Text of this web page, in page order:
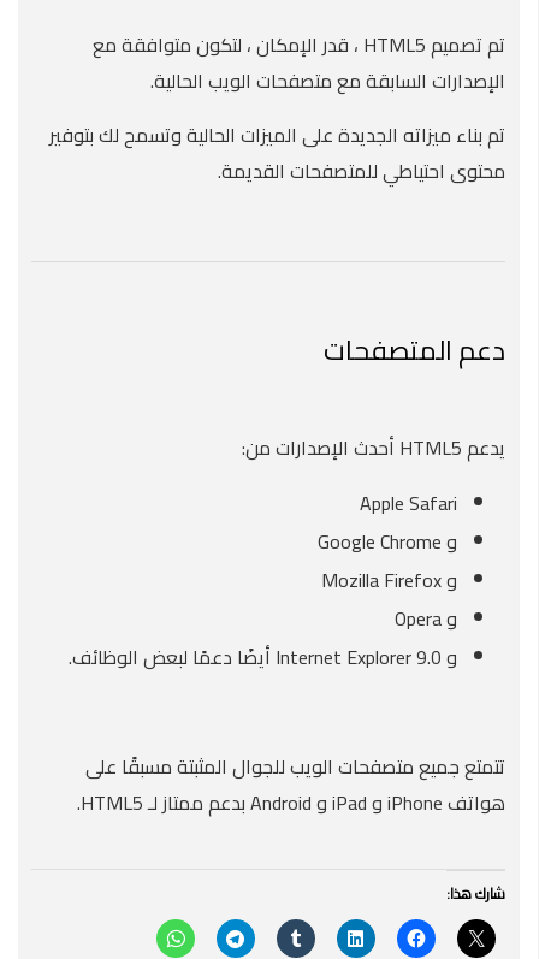
تم تصميم HTML5 ، قدر الإمكان ، لتكون متوافقة مع
الإصدارات السابقة مع متصفحات الويب الحالية.
تم بناء ميزاته الجديدة على الميزات الحالية وتسمح لك بتوفير
محتوى احتياطي للمتصفحات القديمة.
دعم المتصفحات
يدعم HTML5 أحدث الإصدارات من:
Apple Safari
و Google Chrome
و Mozilla Firefox
و Opera
و Internet Explorer 9.0 أيضًا دعمًا لبعض الوظائف.
تتمتع جميع متصفحات الويب للجوال المثبتة مسبقًا على
هواتف iPhone و iPad و Android بدعم ممتاز لـ HTML5.
شارك هذا: